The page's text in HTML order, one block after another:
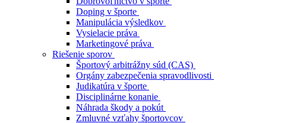
Doping v športe
Manipulácia výsledkov
Vysielacie práva
Marketingové práva
Riešenie sporov
Športový arbitrážny súd (CAS)
Orgány zabezpečenia spravodlivosti
Judikatúra v športe
Disciplinárne konanie
Náhrada škody a pokút
Zmluvné vzťahy športovcov